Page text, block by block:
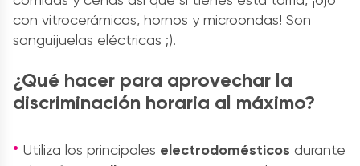
con vitrocerámicas, hornos y microondas! Son
sanguijuelas eléctricas ;).
¿Qué hacer para aprovechar la
discriminación horaria al máximo?
Utiliza los principales electrodomésticos durante